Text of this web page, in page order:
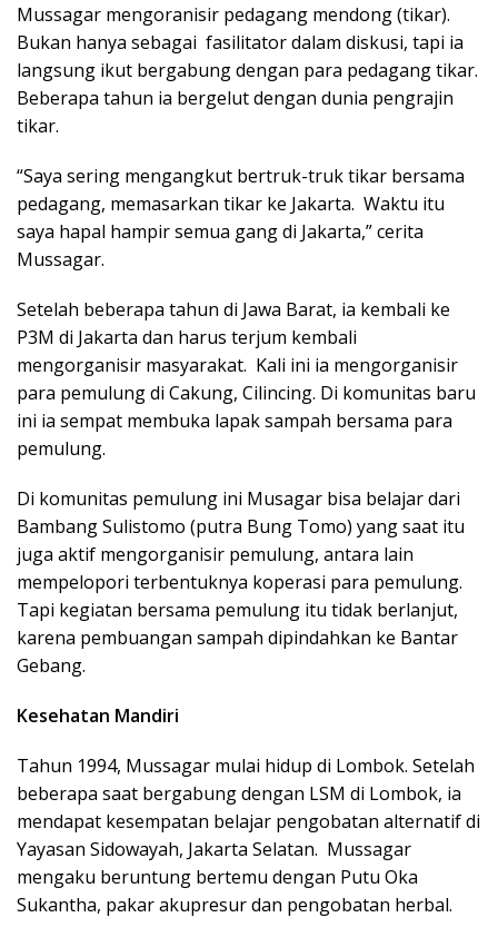
Mussagar mengoranisir pedagang mendong (tikar).
Bukan hanya sebagai fasilitator dalam diskusi, tapi ia
langsung ikut bergabung dengan para pedagang tikar.
Beberapa tahun ia bergelut dengan dunia pengrajin
tikar.
“Saya sering mengangkut bertruk-truk tikar bersama
pedagang, memasarkan tikar ke Jakarta. Waktu itu
saya hapal hampir semua gang di Jakarta,” cerita
Mussagar.
Setelah beberapa tahun di Jawa Barat, ia kembali ke
P3M di Jakarta dan harus terjum kembali
mengorganisir masyarakat. Kali ini ia mengorganisir
para pemulung di Cakung, Cilincing. Di komunitas baru
ini ia sempat membuka lapak sampah bersama para
pemulung.
Di komunitas pemulung ini Musagar bisa belajar dari
Bambang Sulistomo (putra Bung Tomo) yang saat itu
juga aktif mengorganisir pemulung, antara lain
mempelopori terbentuknya koperasi para pemulung.
Tapi kegiatan bersama pemulung itu tidak berlanjut,
karena pembuangan sampah dipindahkan ke Bantar
Gebang.
Kesehatan Mandiri
Tahun 1994, Mussagar mulai hidup di Lombok. Setelah
beberapa saat bergabung dengan LSM di Lombok, ia
mendapat kesempatan belajar pengobatan alternatif di
Yayasan Sidowayah, Jakarta Selatan. Mussagar
mengaku beruntung bertemu dengan Putu Oka
Sukantha, pakar akupresur dan pengobatan herbal.